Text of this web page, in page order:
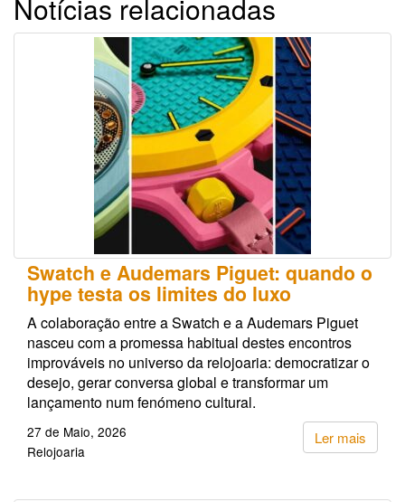
Notícias relacionadas
Swatch e Audemars Piguet: quando o
hype testa os limites do luxo
A colaboração entre a Swatch e a Audemars Piguet
nasceu com a promessa habitual destes encontros
improváveis no universo da relojoaria: democratizar o
desejo, gerar conversa global e transformar um
lançamento num fenómeno cultural.
Ler mais
27 de Maio, 2026
Relojoaria